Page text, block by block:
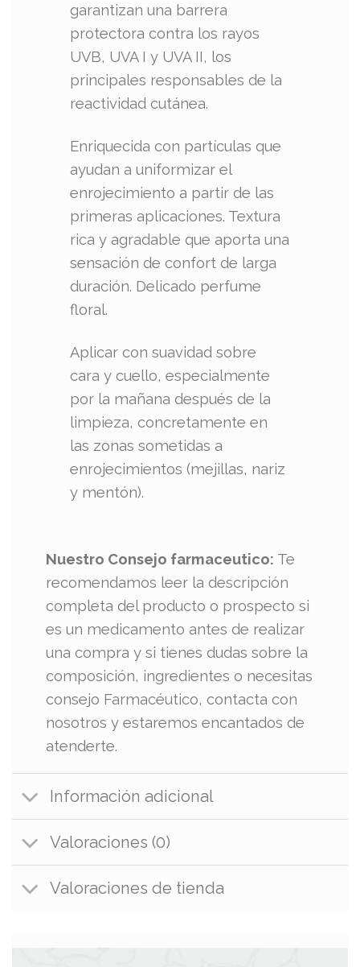
garantizan una barrera
protectora contra los rayos
UVB, UVA I y UVA II, los
principales responsables de la
reactividad cutánea.
Enriquecida con partículas que
ayudan a uniformizar el
enrojecimiento a partir de las
primeras aplicaciones. Textura
rica y agradable que aporta una
sensación de confort de larga
duración. Delicado perfume
floral.
Aplicar con suavidad sobre
cara y cuello, especialmente
por la mañana después de la
limpieza, concretamente en
las zonas sometidas a
enrojecimientos (mejillas, nariz
y mentón).
Nuestro Consejo farmaceutico: Te
recomendamos leer la descripción
completa del producto o prospecto si
es un medicamento antes de realizar
una compra y si tienes dudas sobre la
composición, ingredientes o necesitas
consejo Farmacéutico, contacta con
nosotros y estaremos encantados de
atenderte.
Información adicional
Valoraciones (0)
Valoraciones de tienda